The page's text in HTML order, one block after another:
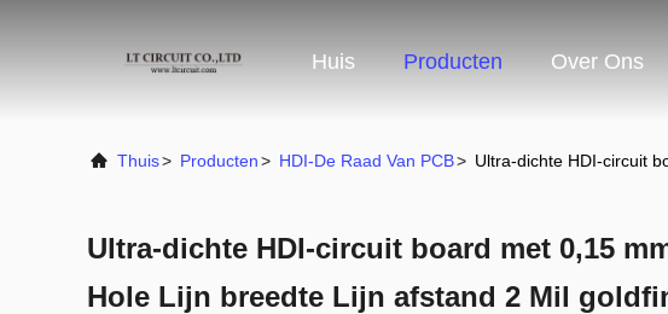
Huis Producten Over Ons
Thuis> Producten> HDI-De Raad Van PCB> Ultra-dichte HDI-circuit
Ultra-dichte HDI-circuit board met 0,15
Hole Lijn breedte Lijn afstand 2 Mil